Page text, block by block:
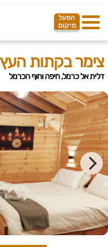
הפעל
מיקום
צימר בקתות העץ
דלית אל כרמל, חיפה וחוף הכרמל